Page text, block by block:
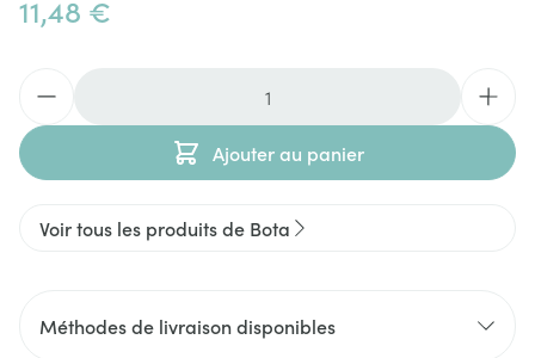
11,48 €
Ajouter au panier
Voir tous les produits de Bota
Méthodes de livraison disponibles